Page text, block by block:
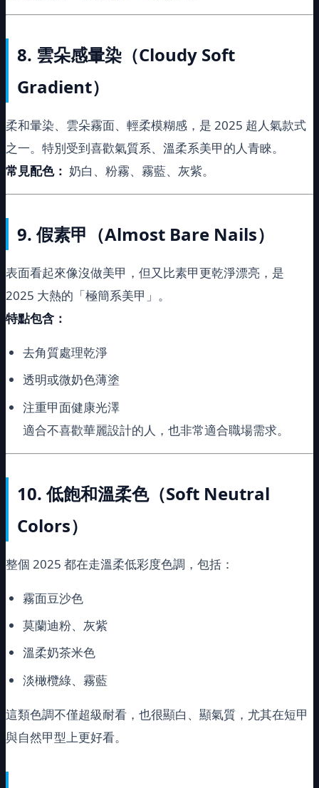
8. 雲朵感暈染（Cloudy Soft
Gradient）
柔和暈染、雲朵霧面、輕柔模糊感，是 2025 超人氣款式
之一。特別受到喜歡氣質系、溫柔系美甲的人青睞。
常見配色： 奶白、粉霧、霧藍、灰紫。
9.假素甲（Almost Bare Nails）
表面看起來像沒做美甲，但又比素甲更乾淨漂亮，是
2025 大熱的「極簡系美甲」。
特點包含：
去角質處理乾淨
透明或微奶色薄塗
注重甲面健康光澤
適合不喜歡華麗設計的人，也非常適合職場需求。
10.低飽和溫柔色（Soft Neutral
Colors）
整個 2025 都在走溫柔低彩度色調，包括：
霧面豆沙色
莫蘭迪粉、灰紫
溫柔奶茶米色
淡橄欖綠、霧藍
這類色調不僅超級耐看，也很顯白、顯氣質，尤其在短甲
與自然甲型上更好看。